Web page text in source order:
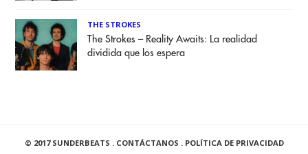
THE STROKES
The Strokes – Reality Awaits: La realidad
dividida que los espera
© 2017 SUNDERBEATS . CONTÁCTANOS . POLÍTICA DE PRIVACIDAD